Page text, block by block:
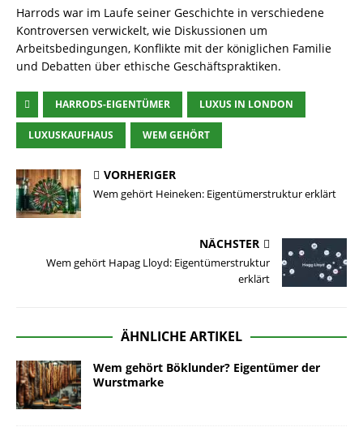
Harrods war im Laufe seiner Geschichte in verschiedene
Kontroversen verwickelt, wie Diskussionen um
Arbeitsbedingungen, Konflikte mit der königlichen Familie
und Debatten über ethische Geschäftspraktiken.
HARRODS-EIGENTÜMER LUXUS IN LONDON
LUXUSKAUFHAUS WEM GEHÖRT
VORHERIGER
Wem gehört Heineken: Eigentümerstruktur erklärt
NÄCHSTER
Wem gehört Hapag Lloyd: Eigentümerstruktur
erklärt
ÄHNLICHE ARTIKEL
Wem gehört Böklunder? Eigentümer der
Wurstmarke